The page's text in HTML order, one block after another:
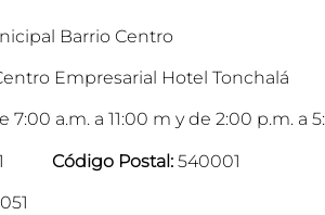
Barrio Centro
Empresarial Hotel Tonchalá
7:00 a.m. a 11:00 m y de 2:00 p.m. a
Código Postal: 540001